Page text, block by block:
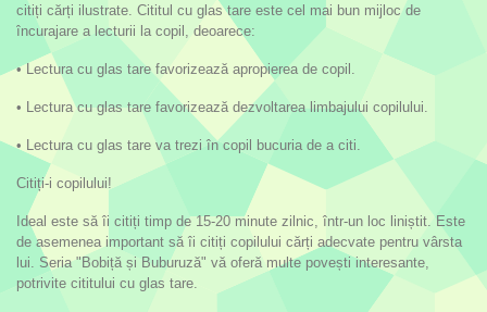
citiți cărți ilustrate. Cititul cu glas tare este cel mai bun mijloc de
încurajare a lecturii la copil, deoarece:
• Lectura cu glas tare favorizează apropierea de copil.
• Lectura cu glas tare favorizează dezvoltarea limbajului copilului.
• Lectura cu glas tare va trezi în copil bucuria de a citi.
Citiți-i copilului!
Ideal este să îi citiți timp de 15-20 minute zilnic, într-un loc liniștit. Este
de asemenea important să îi citiți copilului cărți adecvate pentru vârsta
lui. Seria "Bobiță și Buburuză" vă oferă multe povești interesante,
potrivite cititului cu glas tare.